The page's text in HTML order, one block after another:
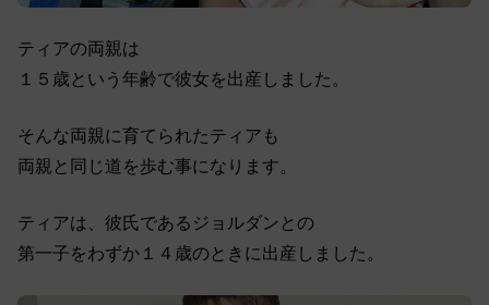
ティアの両親は
１５歳という年齢で彼女を出産しました。
そんな両親に育てられたティアも
両親と同じ道を歩む事になります。
ティアは、彼氏であるジョルダンとの
第一子をわずか１４歳のときに出産しました。